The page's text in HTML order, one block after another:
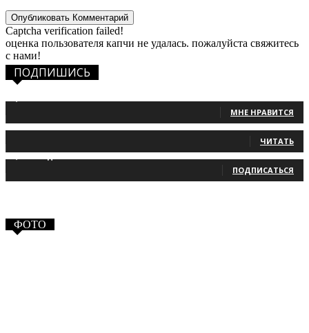
Captcha verification failed!
оценка пользователя капчи не удалась. пожалуйста свяжитесь
с нами!
ПОДПИШИСЬ
МНЕ НРАВИТСЯ
ЧИТАТЬ
ПОДПИСАТЬСЯ
ФОТО